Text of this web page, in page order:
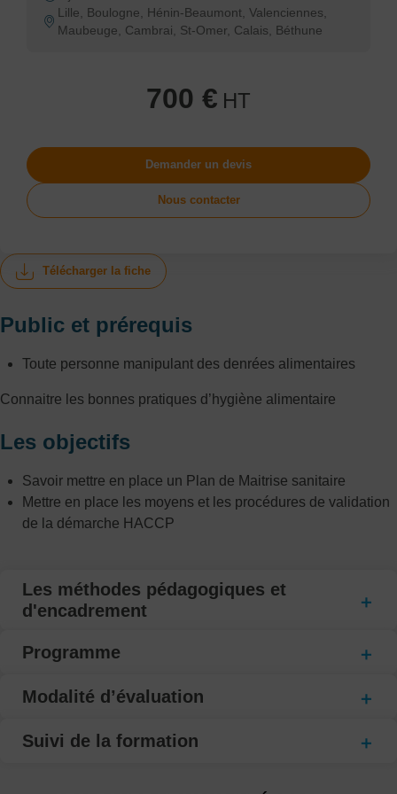
Télécharger la fiche
Public et prérequis
Toute personne manipulant des denrées alimentaires
Connaitre les bonnes pratiques d’hygiène alimentaire
Les objectifs
Savoir mettre en place un Plan de Maitrise sanitaire
Mettre en place les moyens et les procédures de validation
de la démarche HACCP
Les méthodes pédagogiques et
d'encadrement
Programme
Modalité d’évaluation
Suivi de la formation
Lille, Boulogne, Hénin-Beaumont, Valenciennes,
Maubeuge, Cambrai, St-Omer, Calais, Béthune
700 € HT
Demander un devis
Nous contacter